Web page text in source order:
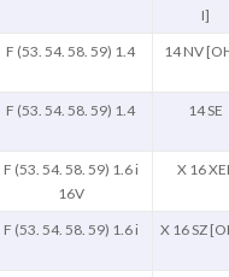
I]
F (53. 54. 58. 59) 1.4 14 NV
F (53. 54. 58. 59) 1.4 14 SE
F (53. 54. 58. 59) 1.6 i
16V
X 16
F (53. 54. 58. 59) 1.6 i X 16 SZ